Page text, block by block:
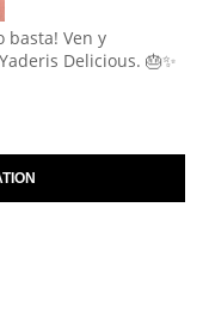
basta! Ven y
Delicious. 🎂✨